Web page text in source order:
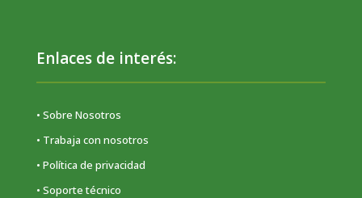
Enlaces de interés:
• Sobre Nosotros
• Trabaja con nosotros
• Política de privacidad
• Soporte técnico